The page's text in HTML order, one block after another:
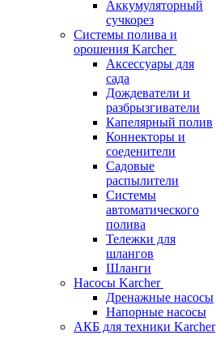
Аккумуляторный
сучкорез
Системы полива и
орошения Karcher
Аксессуары для
сада
Дождеватели и
разбрызгиватели
Капелярный полив
Коннекторы и
соеденители
Садовые
распылители
Системы
автоматического
полива
Тележки для
шлангов
Шланги
Насосы Karcher
Дренажные насосы
Напорные насосы
АКБ для техники Karcher